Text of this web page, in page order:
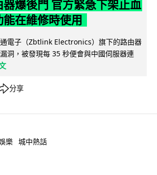
爆後門 官方緊急下架止血
在維修時使用
電子（Zbtlink Electronics）旗下的路由器
洞，被發現每 35 秒便會與中國伺服器連
分享
樂 城中熱話